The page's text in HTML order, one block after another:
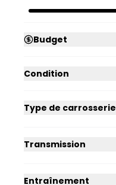
Budget
Condition
Type de carrosserie
Transmission
Entraînement